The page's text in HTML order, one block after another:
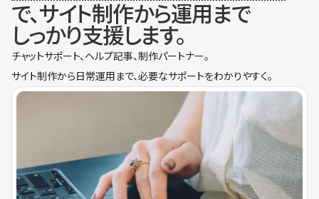
で、サイト制作から運用まで
しっかり支援します。
チャットサポート、ヘルプ記事、制作パートナー。
サイト制作から日常運用まで、必要なサポートをわかりやすく。